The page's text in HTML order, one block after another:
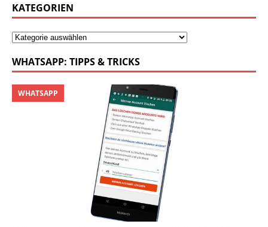
KATEGORIEN
WHATSAPP: TIPPS & TRICKS
WHATSAPP